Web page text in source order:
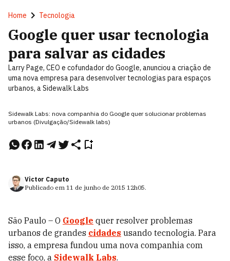
Home Tecnologia
Google quer usar tecnologia
para salvar as cidades
Larry Page, CEO e cofundador do Google, anunciou a criação de
uma nova empresa para desenvolver tecnologias para espaços
urbanos, a Sidewalk Labs
Sidewalk Labs: nova companhia do Google quer solucionar problemas
urbanos (Divulgação/Sidewalk labs)
Victor Caputo
Publicado em 11 de junho de 2015 12h05.
São Paulo – O Google quer resolver problemas
urbanos de grandes cidades usando tecnologia. Para
isso, a empresa fundou uma nova companhia com
esse foco, a Sidewalk Labs.